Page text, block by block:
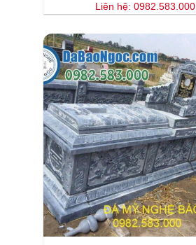
Liên hệ: 0982.583.000